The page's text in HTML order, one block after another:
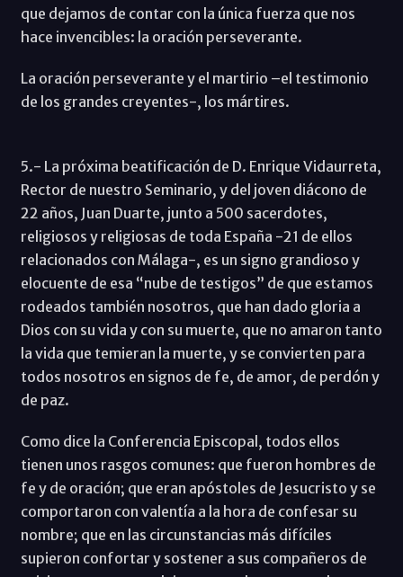
que dejamos de contar con la única fuerza que nos
hace invencibles: la oración perseverante.
La oración perseverante y el martirio –el testimonio
de los grandes creyentes-, los mártires.
5.- La próxima beatificación de D. Enrique Vidaurreta,
Rector de nuestro Seminario, y del joven diácono de
22 años, Juan Duarte, junto a 500 sacerdotes,
religiosos y religiosas de toda España -21 de ellos
relacionados con Málaga-, es un signo grandioso y
elocuente de esa “nube de testigos” de que estamos
rodeados también nosotros, que han dado gloria a
Dios con su vida y con su muerte, que no amaron tanto
la vida que temieran la muerte, y se convierten para
todos nosotros en signos de fe, de amor, de perdón y
de paz.
Como dice la Conferencia Episcopal, todos ellos
tienen unos rasgos comunes: que fueron hombres de
fe y de oración; que eran apóstoles de Jesucristo y se
comportaron con valentía a la hora de confesar su
nombre; que en las circunstancias más difíciles
supieron confortar y sostener a sus compañeros de